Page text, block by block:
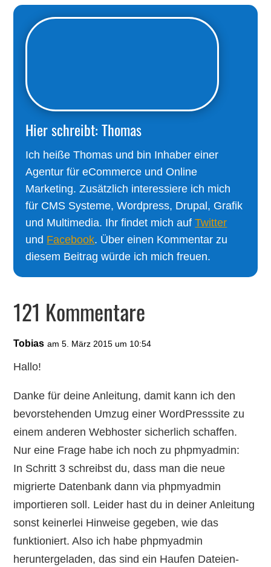
Hier schreibt: Thomas
Ich heiße Thomas und bin Inhaber einer
Agentur für eCommerce und Online
Marketing. Zusätzlich interessiere ich mich
für CMS Systeme, Wordpress, Drupal, Grafik
und Multimedia. Ihr findet mich aufTwitter
und Facebook. Über einen Kommentar zu
diesem Beitrag würde ich mich freuen.
121 Kommentare
Tobias am 5. März 2015 um 10:54
Hallo!
Danke für deine Anleitung, damit kann ich den
bevorstehenden Umzug einer WordPresssite zu
einem anderen Webhoster sicherlich schaffen.
Nur eine Frage habe ich noch zu phpmyadmin:
In Schritt 3 schreibst du, dass man die neue
migrierte Datenbank dann via phpmyadmin
importieren soll. Leider hast du in deiner Anleitung
sonst keinerlei Hinweise gegeben, wie das
funktioniert. Also ich habe phpmyadmin
heruntergeladen, das sind ein Haufen Dateien-